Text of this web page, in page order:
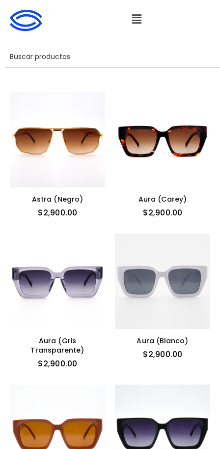
Astra (negro)
$2,900.00
Aura (carey)
$2,900.00
Aura (gris
Transparente)
$2,900.00
Aura (blanco)
$2,900.00